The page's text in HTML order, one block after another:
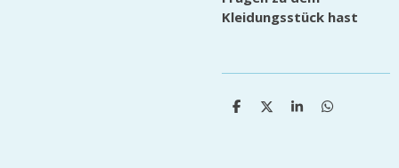
Kleidungsstück hast
T
T
T
T